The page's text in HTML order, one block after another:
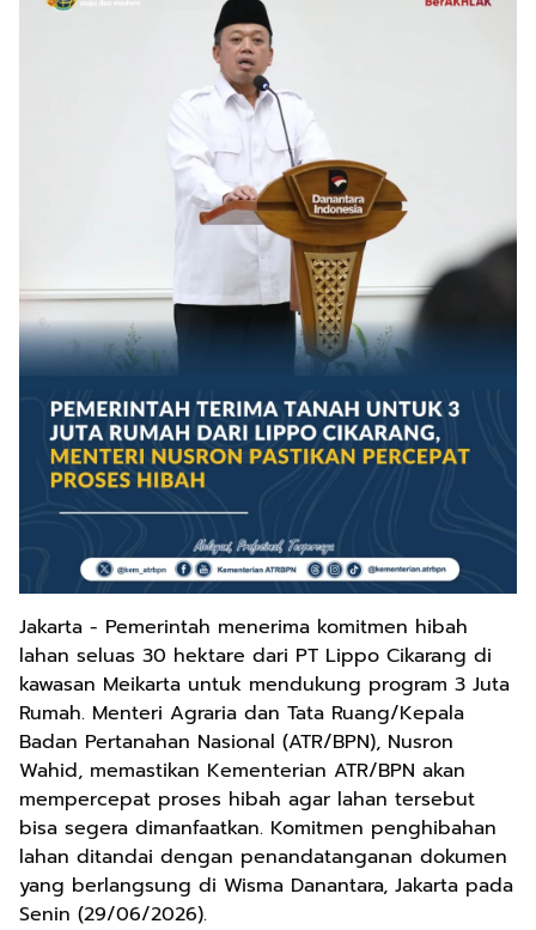
Jakarta - Pemerintah menerima komitmen hibah
lahan seluas 30 hektare dari PT Lippo Cikarang di
kawasan Meikarta untuk mendukung program 3 Juta
Rumah. Menteri Agraria dan Tata Ruang/Kepala
Badan Pertanahan Nasional (ATR/BPN), Nusron
Wahid, memastikan Kementerian ATR/BPN akan
mempercepat proses hibah agar lahan tersebut
bisa segera dimanfaatkan. Komitmen penghibahan
lahan ditandai dengan penandatanganan dokumen
yang berlangsung di Wisma Danantara, Jakarta pada
Senin (29/06/2026).